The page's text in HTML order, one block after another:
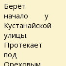
Берёт
начало у
Кустанайской
улицы.
Протекает
под
Ореховым